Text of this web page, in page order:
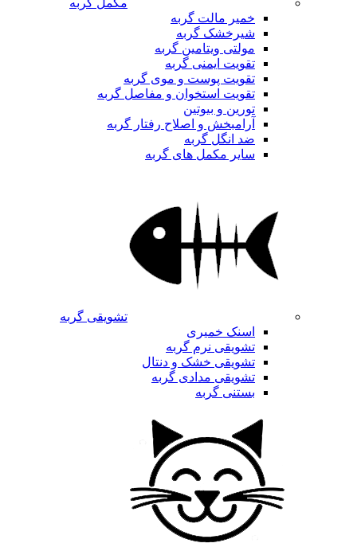
مکمل گربه
خمیر مالت گربه
شیرخشک گربه
مولتی ویتامین گربه
تقویت ایمنی گربه
تقویت پوست و موی گربه
تقویت استخوان و مفاصل گربه
تورین و بیوتین
آرامبخش و اصلاح رفتار گربه
ضد انگل گربه
سایر مکمل های گربه
تشویقی گربه
اسنک خمیری
تشویقی نرم گربه
تشویقی خشک و دنتال
تشویقی مدادی گربه
بستنی گربه